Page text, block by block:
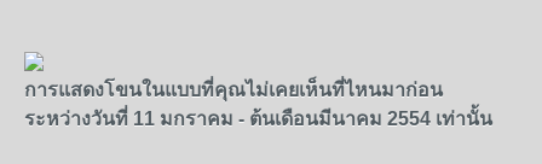
การแสดงโขนในแบบที่คุณไม่เคยเห็นที่ไหนมาก่อน
ระหว่างวันที่ 11 มกราคม - ต้นเดือนมีนาคม 2554 เท่านั้น